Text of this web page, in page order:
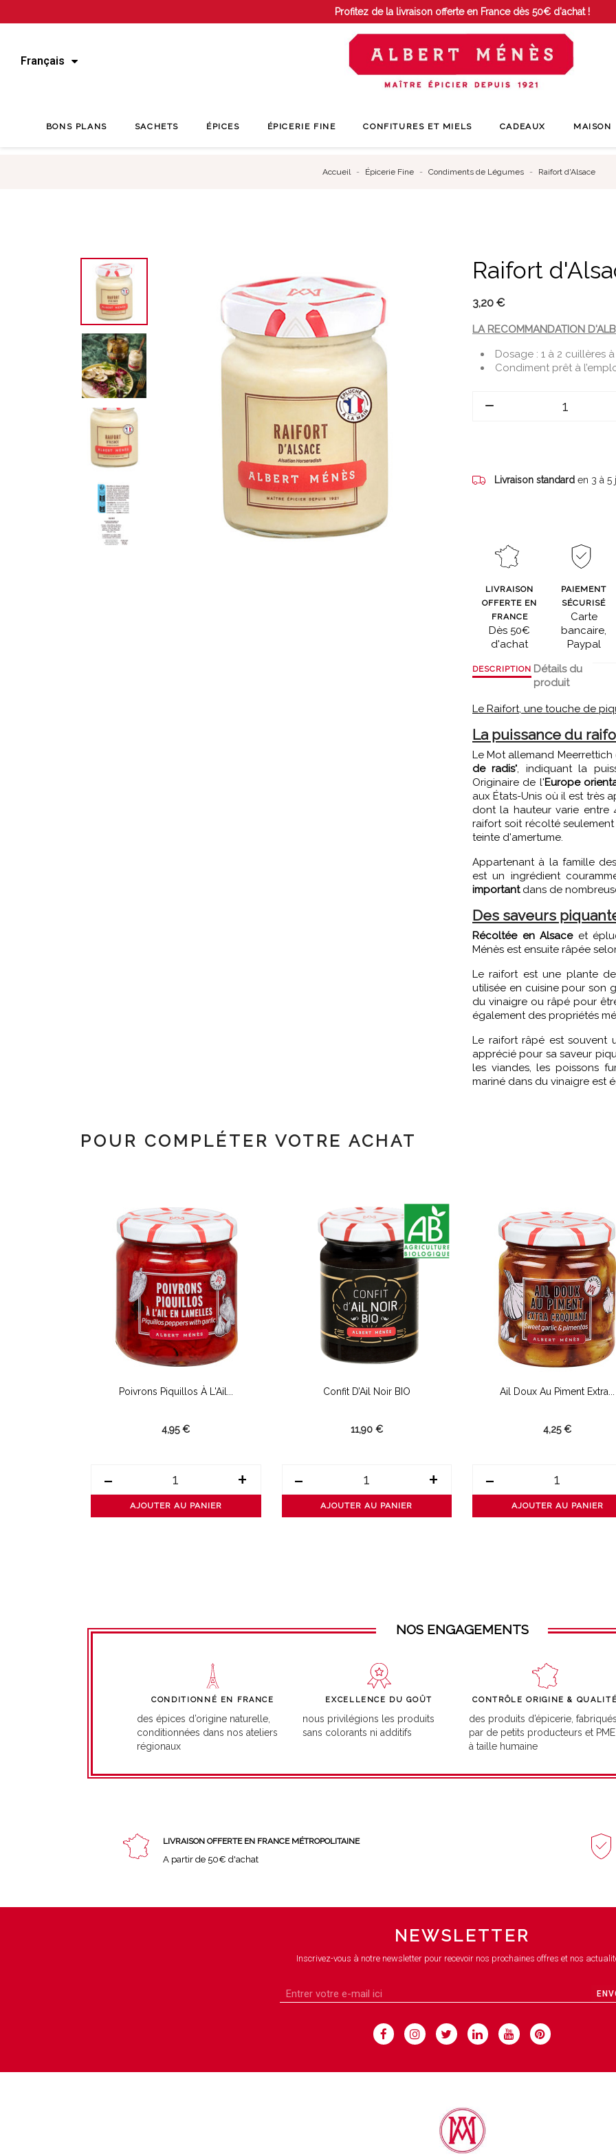
Profitez de la livraison offerte en France dès 50€ d'achat !
Français
BONS PLANS SACHETS ÉPICES ÉPICERIE FINE CONFITURES ET MIELS CADEAUX MAISON
Accueil Épicerie Fine Condiments de Légumes Raifort d'Alsace
Raifort
3,20 €
LA RECOMMANDATION
Dosage : 1 à 2 cuillères
Condiment prêt à
Livraison standard en 3 à 5
LIVRAISON
OFFERTE EN
FRANCE
Dès 50€
d'achat
PAIEMENT
SÉCURISÉ
Carte
bancaire,
Paypal
DESCRIPTION Détails du
produit
Le Raifort, une touche de
La puissance du
Le Mot allemand
de radis", indiquant la
Originaire de l'Europe
aux États-Unis où il est très
dont la hauteur varie entre
raifort soit récolté
teinte d'amertume.
Appartenant à la famille
est un ingrédient
importantdans de
Des saveurs
Récoltée en Alsace et
Ménès est ensuite râpée
Le raifort est une plante
utilisée en cuisine pour son
du vinaigre ou râpé pour
également des propriétés
Le raifort râpé est souvent
apprécié pour sa saveur
les viandes, les poissons
mariné dans du vinaigre est
POUR COMPLÉTER VOTRE ACHAT
Poivrons Piquillos À L'Ail...
4,95 €
- +
AJOUTER AU PANIER
Confit D’Ail Noir BIO
11,90 €
- +
AJOUTER AU PANIER
Ail Doux Au Piment Extra...
4,25 €
-
AJOUTER AU PANIER
NOS ENGAGEMENTS
CONDITIONNÉ EN FRANCE
des épices d’origine naturelle,
conditionnées dans nos ateliers
régionaux
EXCELLENCE DU GOÛT
nous privilégions les produits
sans colorants ni additifs
CONTRÔLE ORIGINE & QUALITÉ
des produits d’épicerie, fabriqués
par de petits producteurs et PME
à taille humaine
LIVRAISON OFFERTE EN FRANCE MÉTROPOLITAINE
A partir de 50€ d'achat
NEWSLETTER
Inscrivez-vous à notre newsletter pour recevoir nos prochaines offres et nos